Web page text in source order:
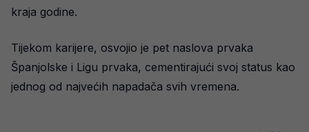
kraja godine.
Tijekom karijere, osvojio je pet naslova prvaka
Španjolske i Ligu prvaka, cementirajući svoj status kao
jednog od najvećih napadača svih vremena.